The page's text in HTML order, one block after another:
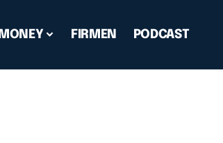
MONEY FIRMEN PODCAST